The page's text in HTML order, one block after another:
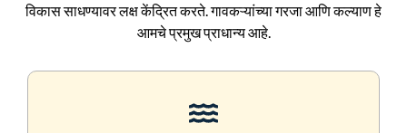
विकास साधण्यावर लक्ष केंद्रित करते. गावकऱ्यांच्या गरजा आणि कल्याण हे
आमचे प्रमुख प्राधान्य आहे.